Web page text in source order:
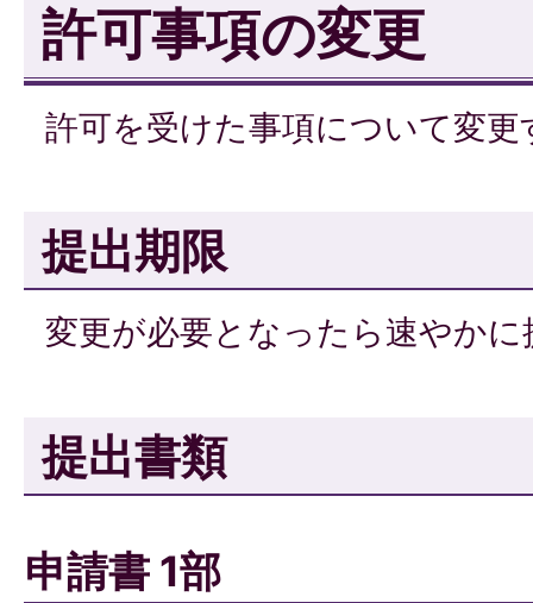
許可事項の変更
許可を受けた事項について変更
提出期限
変更が必要となったら速やか
提出書類
申請書 1部